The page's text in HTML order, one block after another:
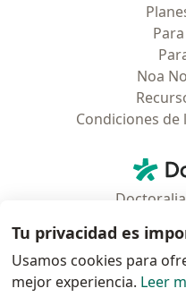
Noa
Condiciones de
Municipio:
Tu privacidad es
Usamos cookies para
mejor experiencia. Leer